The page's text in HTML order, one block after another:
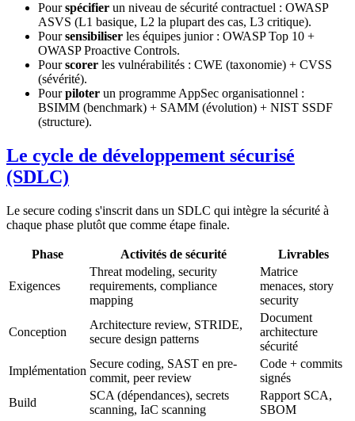
Pourspécifier un niveau de sécurité contractuel : OWASP
ASVS (L1 basique, L2 la plupart des cas, L3 critique).
Poursensibiliser les équipes junior : OWASP Top 10 +
OWASP Proactive Controls.
Pourscorer les vulnérabilités : CWE (taxonomie) + CVSS
(sévérité).
Pourpiloter un programme AppSec organisationnel :
BSIMM (benchmark) + SAMM (évolution) + NIST SSDF
(structure).
Le cycle de développement sécurisé
(SDLC)
Le secure coding s'inscrit dans un SDLC qui intègre la sécurité à
chaque phase plutôt que comme étape finale.
Phase Activités de sécurité Livrables
Exigences
Threat modeling, security
requirements, compliance
mapping
Matrice
menaces, story
security
Conception
Architecture review, STRIDE,
secure design patterns
Document
architecture
sécurité
Implémentation
Secure coding, SAST en pre-
commit, peer review
Code + commits
signés
Build
SCA (dépendances), secrets
scanning, IaC scanning
Rapport SCA,
SBOM